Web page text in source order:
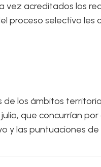
acreditados los
selectivo les
los ámbitos
que concurrían
las puntuaciones